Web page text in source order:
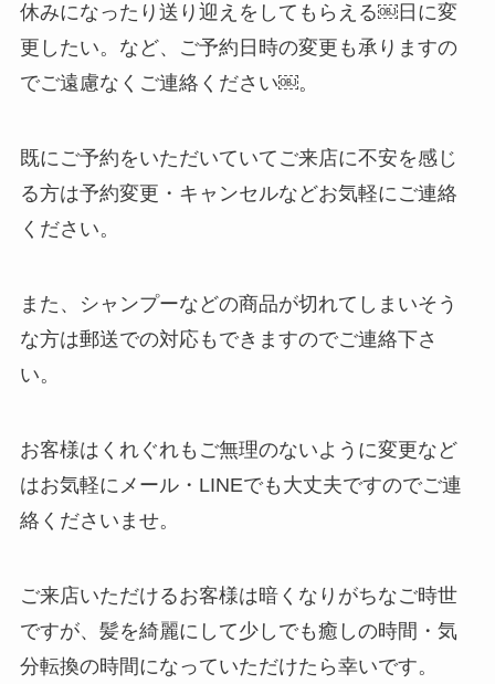
休みになったり送り迎えをしてもらえる￼日に変
更したい。など、ご予約日時の変更も承りますの
でご遠慮なくご連絡ください￼。
既にご予約をいただいていてご来店に不安を感じ
る方は予約変更・キャンセルなどお気軽にご連絡
ください。
また、シャンプーなどの商品が切れてしまいそう
な方は郵送での対応もできますのでご連絡下さ
い。
お客様はくれぐれもご無理のないように変更など
はお気軽にメール・LINEでも大丈夫ですのでご連
絡くださいませ。
ご来店いただけるお客様は暗くなりがちなご時世
ですが、髪を綺麗にして少しでも癒しの時間・気
分転換の時間になっていただけたら幸いです。